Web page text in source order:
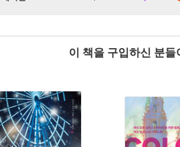
이 책을 구입하신 분